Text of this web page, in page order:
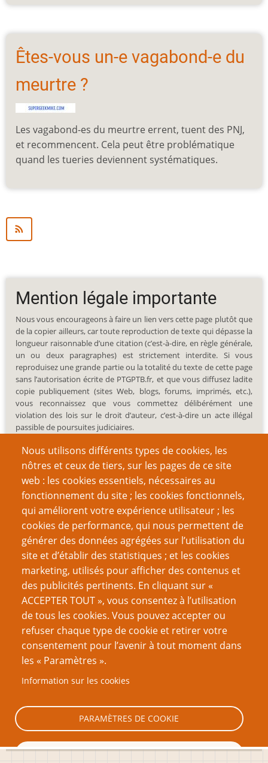
Êtes-vous un-e vagabond-e du
meurtre ?
Les vagabond-es du meurtre errent, tuent des PNJ,
et recommencent. Cela peut être problématique
quand les tueries deviennent systématiques.
Nous utilisons différents types de cookies, les
nôtres et ceux de tiers, sur les pages de ce site
web : les cookies essentiels, nécessaires au
fonctionnement du site ; les cookies fonctionnels,
qui améliorent votre expérience utilisateur ; les
cookies de performance, qui nous permettent de
générer des données agrégées sur l’utilisation du
site et d’établir des statistiques ; et les cookies
marketing, utilisés pour afficher des contenus et
des publicités pertinents. En cliquant sur «
ACCEPTER TOUT », vous consentez à l’utilisation
de tous les cookies. Vous pouvez accepter ou
refuser chaque type de cookie et retirer votre
consentement pour l’avenir à tout moment dans
les « Paramètres ».
Information sur les cookies
PARAMÈTRES DE COOKIE
TOUT REFUSER
Mention légale importante
Nous vous encourageons à faire un lien vers cette page plutôt que
de la copier ailleurs, car toute reproduction de texte qui dépasse la
longueur raisonnable d’une citation (c’est-à-dire, en règle générale,
un ou deux paragraphes) est strictement interdite. Si vous
reproduisez une grande partie ou la totalité du texte de cette page
sans l’autorisation écrite de PTGPTB.fr, et que vous diffusez ladite
copie publiquement (sites Web, blogs, forums, imprimés, etc.),
vous reconnaissez que vous commettez délibérément une
violation des lois sur le droit d’auteur, c’est-à-dire un acte illégal
passible de poursuites judiciaires.
Recherche
Nom d'utilisateur
Mot de passe
Réinitialiser votre mot de passe